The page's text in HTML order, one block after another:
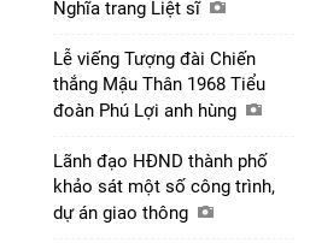
Nghĩa trang Liệt sĩ
Lễ viếng Tượng đài Chiến
thắng Mậu Thân 1968 Tiểu
đoàn Phú Lợi anh hùng
Lãnh đạo HĐND thành phố
khảo sát một số công trình,
dự án giao thông